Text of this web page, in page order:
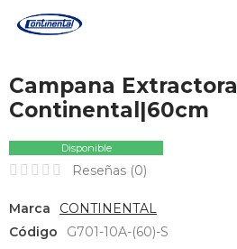
Campana Extractora
Continental|60cm
Disponible
Reseñas (0)
Marca
CONTINENTAL
Código
G701-10A-(60)-S